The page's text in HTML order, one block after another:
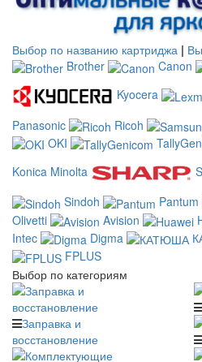
Выбор по названию картриджа |
Brother
Canon
Kyocera
Panasonic
Ricoh
OKI
Konica Minolta
Sindoh
Pantum
Olivetti
Avision
Intec
Digma
FPLUS
Выбор по категориям
Заправка и
восстановление